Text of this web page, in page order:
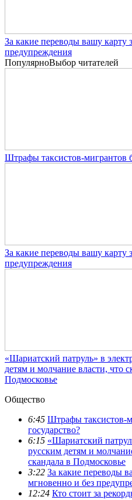
За какие переводы вашу карту
предупреждения
ПопулярноВыбор читателей
Штрафы таксистов-мигрантов
За какие переводы вашу карту
предупреждения
«Шариатский патруль» в
детям и молчание власти, что
Подмосковье
Общество
6:45 Штрафы таксистов-
государство?
6:15 «Шариатский
русским детям и
скандала в Подмосковье
3:22 За какие переводы
мгновенно и без
12:24 Кто стоит за